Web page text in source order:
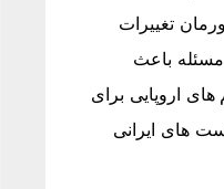
تغییرات
باعث
اروپایی برای
های ایرانی